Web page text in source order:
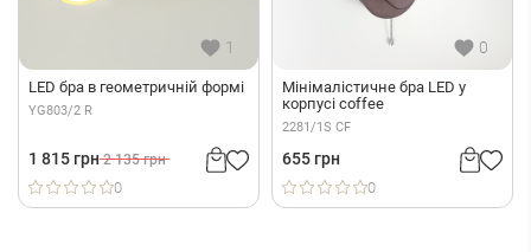
1
LED бра в геометричній формі
YG803/2 R
1 815 грн 2 135 грн
0
0
Мінімалістичнe бра LED у
корпусі coffee
2281/1S CF
655 грн
0